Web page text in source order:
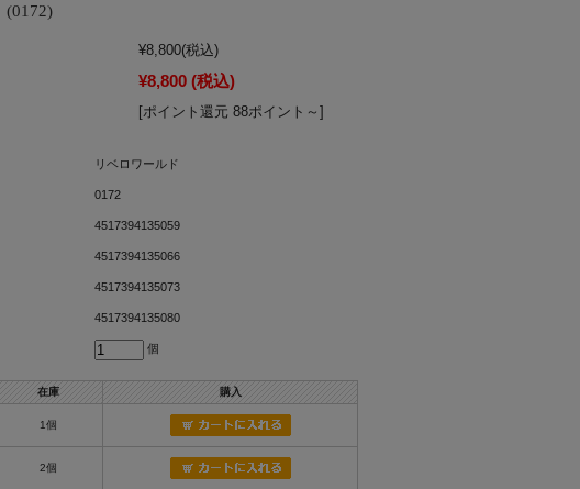
(0172)
¥8,800(税込)
¥8,800 (税込)
[ポイント還元 88ポイント～]
リベロワールド
0172
4517394135059
4517394135066
4517394135073
4517394135080
個
在庫 購入
1個
2個